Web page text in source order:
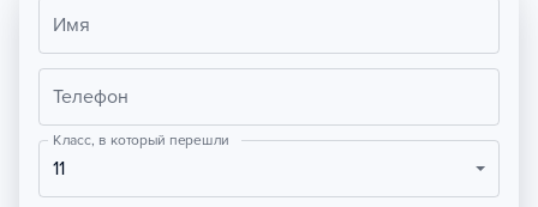
Имя
Телефон
Класс, в который перешли
11